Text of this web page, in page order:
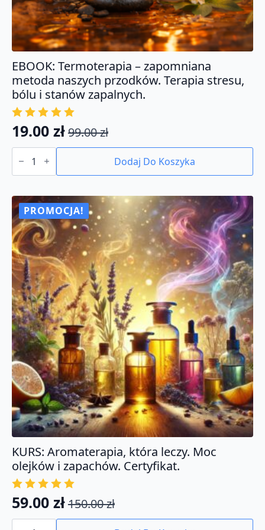
EBOOK: Termoterapia – zapomniana
metoda naszych przodków. Terapia stresu,
bólu i stanów zapalnych.
99.00zł
Pierwotna
cena
wynosiła:
99.00 zł.
19.00 zł
Aktualna
cena
wynosi:
19.00 zł.
ilość
EBOOK:
-
metoda
naszych
przodków.
Terapia
stresu,
bólu
i
stanów
zapalnych.
Dodaj Do Koszyka
PROMOCJA!
KURS: Aromaterapia, która leczy. Moc
olejków i zapachów. Certyfikat.
150.00zł
Pierwotna
59.00 zł
Aktualna
ilość